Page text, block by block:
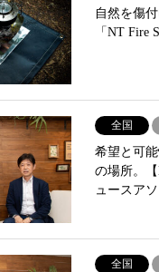
自然を傷
「NT Fire
全国
希望と可
の場所。
ュースア
全国